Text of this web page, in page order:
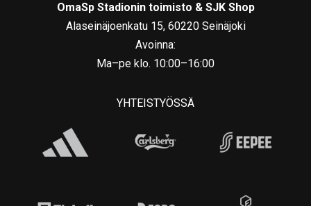
OmaSp Stadionin toimisto & SJK Shop
Alaseinäjoenkatu 15, 60220 Seinäjoki
Avoinna:
Ma–pe klo. 10:00–16:00
YHTEISTYÖSSÄ